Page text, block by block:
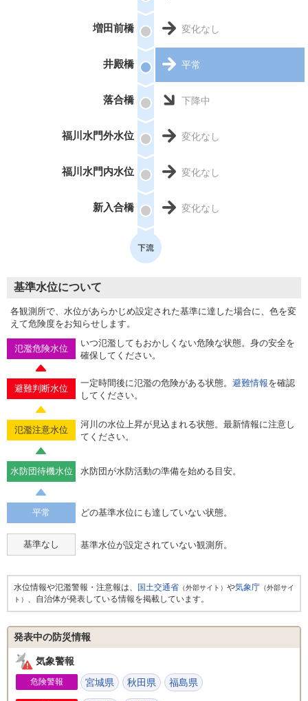
増田前橋 変化なし
井殿橋 平常
落合橋 下降中
福川水門外水位 変化なし
福川水門内水位 変化なし
新入合橋 変化なし
基準水位について
各観測所で、水位があらかじめ設定された基準に達した場合に、色を変
えて危険度をお知らせします。
氾濫危険水位
いつ氾濫してもおかしくない危険な状態。身の安全を
確保してください。
避難判断水位
一定時間後に氾濫の危険がある状態。 避難情報を確認
してください。
氾濫注意水位
河川の水位上昇が見込まれる状態。最新情報に注意し
てください。
水防団待機水位 水防団が水防活動の準備を始める目安。
平常 どの基準水位にも達していない状態。
基準なし 基準水位が設定されていない観測所。
水位情報や氾濫警報・注意報は、 国土交通省 （外部サイト） や気象庁 （外部サイ
ト） 、自治体が発表している情報を掲載しています。
発表中の防災情報
気象警報
危険警報 宮城県 秋田県 福島県